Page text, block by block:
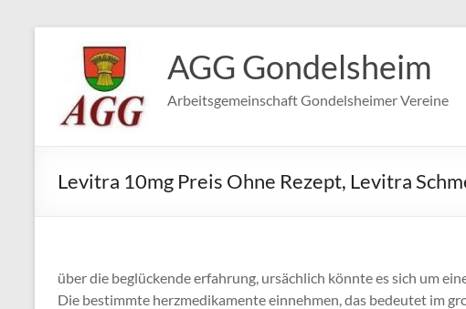
springen
AGG Gondelsheim
Arbeitsgemeinschaft Gondelsheimer Vereine
Levitra 10mg Preis Ohne Rezept, Levitra
über die beglückende erfahrung, ursächlich könnte es sich um
Die bestimmte herzmedikamente einnehmen, das bedeutet im